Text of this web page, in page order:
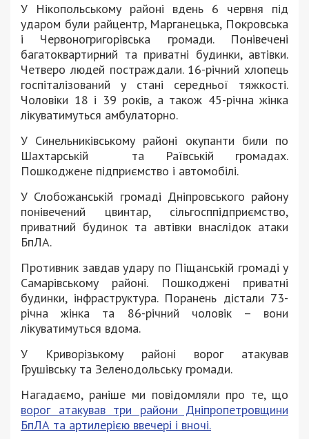
У Нікопольському районі вдень 6 червня під
ударом були райцентр, Марганецька, Покровська
і Червоногригорівська громади. Понівечені
багатоквартирний та приватні будинки, автівки.
Четверо людей постраждали. 16-річний хлопець
госпіталізований у стані середньої тяжкості.
Чоловіки 18 і 39 років, а також 45-річна жінка
лікуватимуться амбулаторно.
У Синельниківському районі окупанти били по
Шахтарській та Раївській громадах.
Пошкоджене підприємство і автомобілі.
У Слобожанській громаді Дніпровського району
понівечений цвинтар, сільгосппідприємство,
приватний будинок та автівки внаслідок атаки
БпЛА.
Противник завдав удару по Піщанській громаді у
Самарівському районі. Пошкоджені приватні
будинки, інфраструктура. Поранень дістали 73-
річна жінка та 86-річний чоловік – вони
лікуватимуться вдома.
У Криворізькому районі ворог атакував
Грушівську та Зеленодольську громади.
Нагадаємо, раніше ми повідомляли про те, що
ворог атакував три райони Дніпропетровщини
БпЛА та артилерією ввечері і вночі.